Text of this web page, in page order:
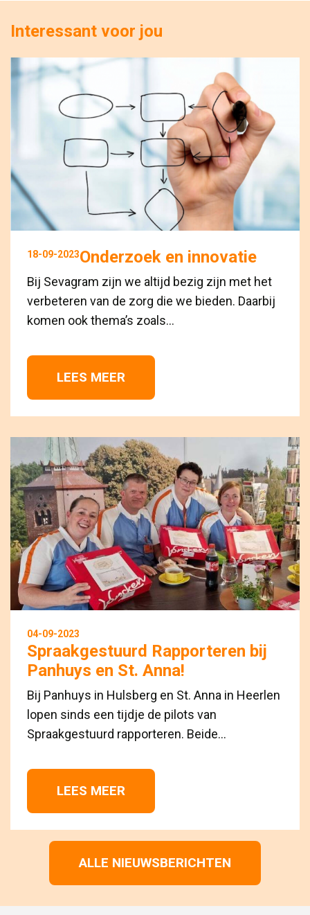
Interessant voor jou
18-09-2023Onderzoek en innovatie
Bij Sevagram zijn we altijd bezig zijn met het
verbeteren van de zorg die we bieden. Daarbij
komen ook thema’s zoals...
LEES MEER
04-09-2023
Spraakgestuurd Rapporteren bij
Panhuys en St. Anna!
Bij Panhuys in Hulsberg en St. Anna in Heerlen
lopen sinds een tijdje de pilots van
Spraakgestuurd rapporteren. Beide...
LEES MEER
ALLE NIEUWSBERICHTEN